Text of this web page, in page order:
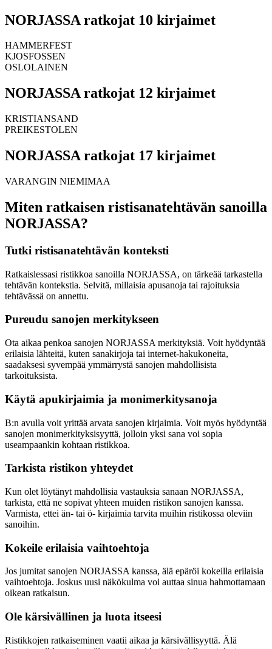
NORJASSA ratkojat 10 kirjaimet
HAMMERFEST
KJOSFOSSEN
OSLOLAINEN
NORJASSA ratkojat 12 kirjaimet
KRISTIANSAND
PREIKESTOLEN
NORJASSA ratkojat 17 kirjaimet
VARANGIN NIEMIMAA
Miten ratkaisen ristisanatehtävän sanoilla
NORJASSA?
Tutki ristisanatehtävän konteksti
Ratkaislessasi ristikkoa sanoilla NORJASSA, on tärkeää tarkastella
tehtävän kontekstia. Selvitä, millaisia apusanoja tai rajoituksia
tehtävässä on annettu.
Pureudu sanojen merkitykseen
Ota aikaa penkoa sanojen NORJASSA merkityksiä. Voit hyödyntää
erilaisia lähteitä, kuten sanakirjoja tai internet-hakukoneita,
saadaksesi syvempää ymmärrystä sanojen mahdollisista
tarkoituksista.
Käytä apukirjaimia ja monimerkitysanoja
B:n avulla voit yrittää arvata sanojen kirjaimia. Voit myös hyödyntää
sanojen monimerkityksisyyttä, jolloin yksi sana voi sopia
useampaankin kohtaan ristikkoa.
Tarkista ristikon yhteydet
Kun olet löytänyt mahdollisia vastauksia sanaan NORJASSA,
tarkista, että ne sopivat yhteen muiden ristikon sanojen kanssa.
Varmista, ettei än- tai ö- kirjaimia tarvita muihin ristikossa oleviin
sanoihin.
Kokeile erilaisia vaihtoehtoja
Jos jumitat sanojen NORJASSA kanssa, älä epäröi kokeilla erilaisia
vaihtoehtoja. Joskus uusi näkökulma voi auttaa sinua hahmottamaan
oikean ratkaisun.
Ole kärsivällinen ja luota itseesi
Ristikkojen ratkaiseminen vaatii aikaa ja kärsivällisyyttä. Älä